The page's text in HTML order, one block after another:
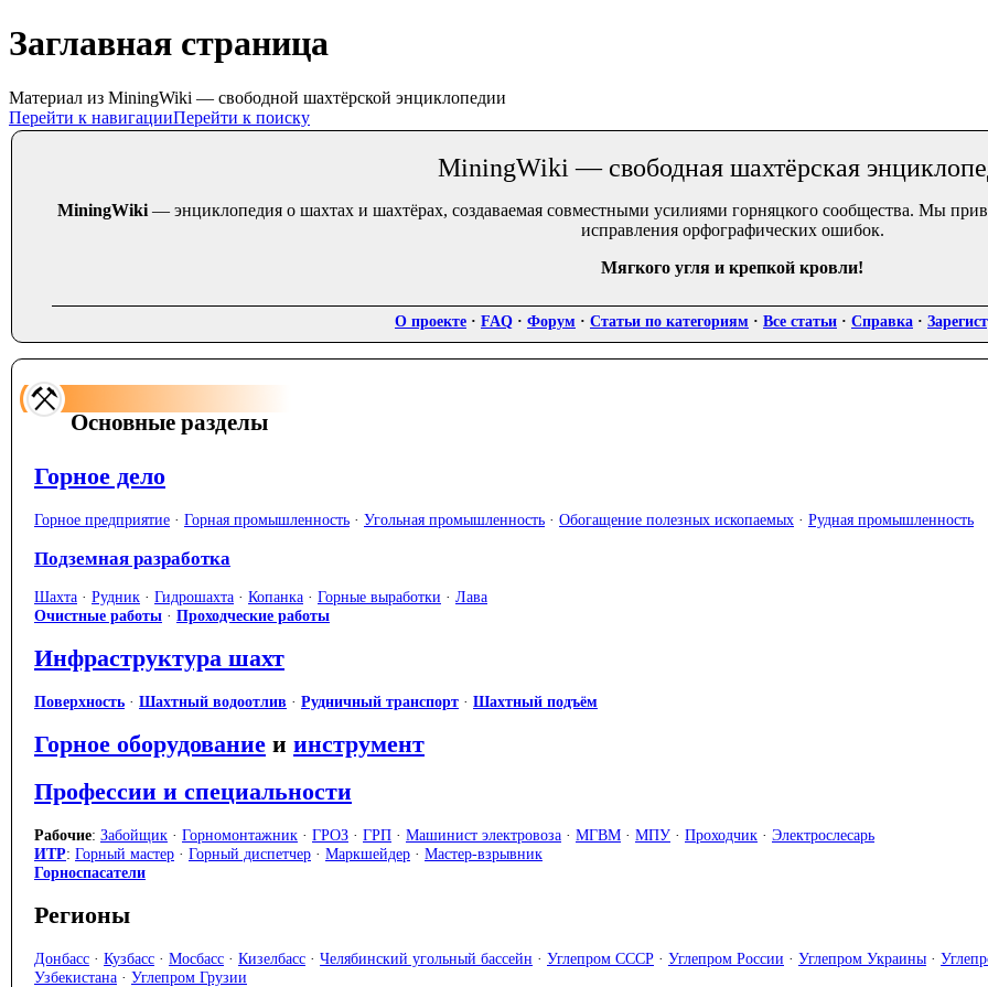
Заглавная страница
Материал из MiningWiki — свободной шахтёрской энциклопедии
Перейти к навигацииПерейти к поиску
MiningWiki — свободная шахтёрская
MiningWiki — энциклопедия о шахтах и шахтёрах, создаваемая совместными усилиями горняцкого сообщества. Мы
исправления орфографических ошибок.
Мягкого угля и крепкой кровли!
О проекте · FAQ · Форум · Статьи по категориям · Все статьи · Справка ·
Основные разделы
Горное дело
Горное предприятие · Горная промышленность · Угольная промышленность · Обогащение полезных ископаемых · Рудная промышленность
Подземная разработка
Шахта · Рудник · Гидрошахта · Копанка · Горные выработки · Лава
Очистные работы · Проходческие работы
Инфраструктура шахт
Поверхность · Шахтный водоотлив · Рудничный транспорт · Шахтный подъём
Горное оборудование и инструмент
Профессии и специальности
Рабочие: Забойщик · Горномонтажник · ГРОЗ · ГРП · Машинист электровоза · МГВМ · МПУ · Проходчик · Электрослесарь
ИТР: Горный мастер · Горный диспетчер · Маркшейдер · Мастер-взрывник
Горноспасатели
Регионы
Донбасс · Кузбасс · Мосбасс · Кизелбасс · Челябинский угольный бассейн · Углепром СССР · Углепром России · Углепром Украины ·
Узбекистана · Углепром Грузии